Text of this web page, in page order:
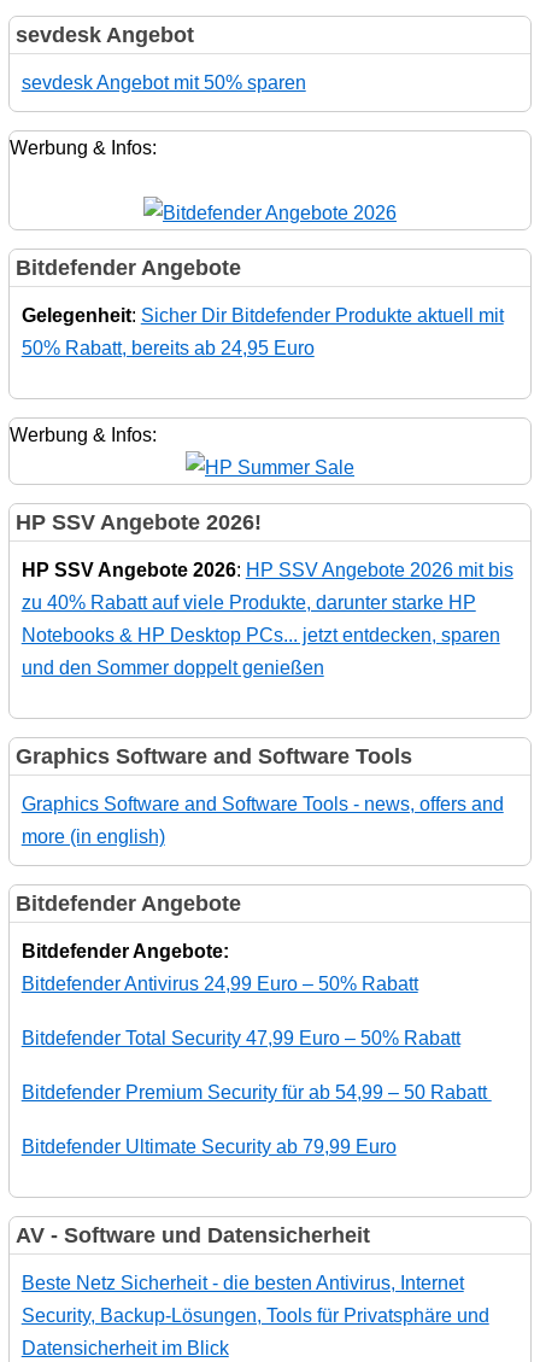
sevdesk Angebot
sevdesk Angebot mit 50% sparen
Werbung & Infos:
Bitdefender Angebote
Gelegenheit: Sicher Dir Bitdefender Produkte aktuell mit
50% Rabatt, bereits ab 24,95 Euro
Werbung & Infos:
HP SSV Angebote 2026!
HP SSV Angebote 2026: HP SSV Angebote 2026 mit bis
zu 40% Rabatt auf viele Produkte, darunter starke HP
Notebooks & HP Desktop PCs... jetzt entdecken, sparen
und den Sommer doppelt genießen
Graphics Software and Software Tools
Graphics Software and Software Tools - news, offers and
more (in english)
Bitdefender Angebote
Bitdefender Angebote:
Bitdefender Antivirus 24,99 Euro – 50% Rabatt
Bitdefender Total Security 47,99 Euro – 50% Rabatt
Bitdefender Premium Security für ab 54,99 – 50 Rabatt
Bitdefender Ultimate Security ab 79,99 Euro
AV - Software und Datensicherheit
Beste Netz Sicherheit - die besten Antivirus, Internet
Security, Backup-Lösungen, Tools für Privatsphäre und
Datensicherheit im Blick